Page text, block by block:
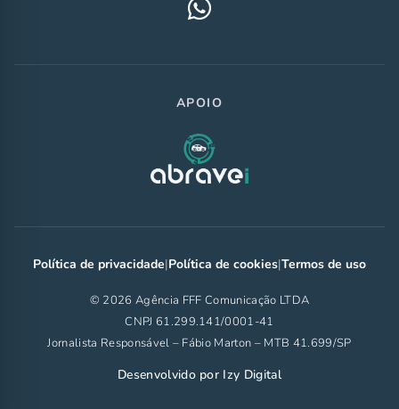
APOIO
Política de privacidade|Política de cookies|Termos de uso
© 2026 Agência FFF Comunicação LTDA
CNPJ 61.299.141/0001-41
Jornalista Responsável – Fábio Marton – MTB 41.699/SP
Desenvolvido por Izy Digital